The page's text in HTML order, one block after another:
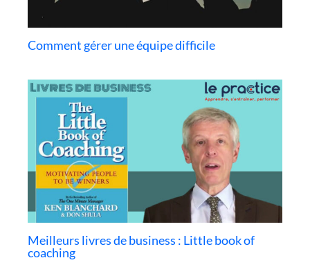
Comment gérer une équipe difficile
Meilleurs livres de business : Little book of
coaching